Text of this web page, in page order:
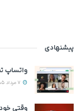
پیشنهادی
واتساپ
وقتی